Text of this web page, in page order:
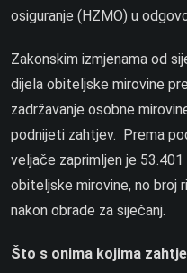
osiguranje (HZMO) u
Zakonskim izmjenama od
dijela obiteljske mirovine
zadržavanje osobne
podnijeti zahtjev. Prema
veljače zaprimljen je
obiteljske mirovine, no broj
nakon obrade za siječanj.
Što s onima kojima